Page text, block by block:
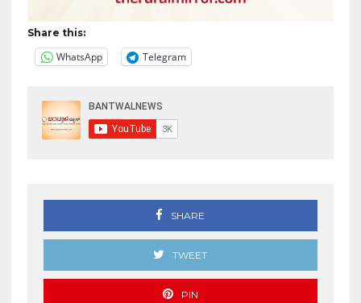
Share this:
WhatsApp Telegram
SHARE
TWEET
PIN